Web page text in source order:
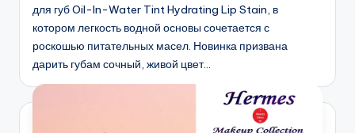
для губ Oil-In-Water Tint Hydrating Lip Stain, в
котором легкость водной основы сочетается с
роскошью питательных масел. Новинка призвана
дарить губам сочный, живой цвет…